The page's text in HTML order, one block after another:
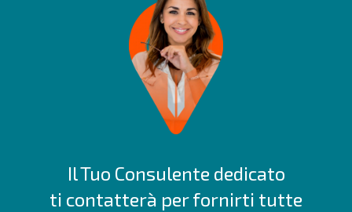
Il Tuo Consulente dedicato
ti contatterà per fornirti tutte